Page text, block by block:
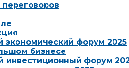
переговоров
экономический форум 2025
бизнесе
инвестиционный форум